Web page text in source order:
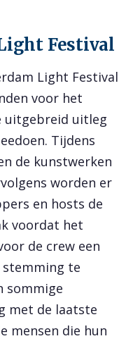
Festival
Light Festival
voor het
uitgebreid uitleg
Tijdens
de kunstwerken
worden er
en hosts de
voordat het
de crew een
stemming te
sommige
met de laatste
mensen die hun